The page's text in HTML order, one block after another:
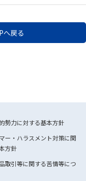
へ戻る
勢力に対する基本方針
ー・ハラスメント対策に関
方針
取引等に関する苦情等につ